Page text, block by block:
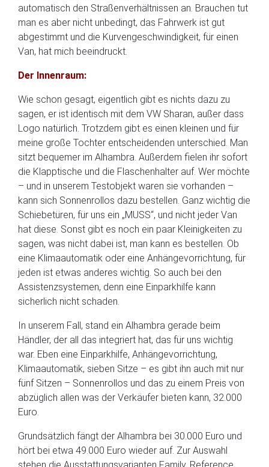
automatisch den Straßenverhältnissen an. Brauchen tut
man es aber nicht unbedingt, das Fahrwerk ist gut
abgestimmt und die Kurvengeschwindigkeit, für einen
Van, hat mich beeindruckt.
Der Innenraum:
Wie schon gesagt, eigentlich gibt es nichts dazu zu
sagen, er ist identisch mit dem VW Sharan, außer dass
Logo natürlich. Trotzdem gibt es einen kleinen und für
meine große Tochter entscheidenden unterschied. Man
sitzt bequemer im Alhambra. Außerdem fielen ihr sofort
die Klapptische und die Flaschenhalter auf. Wer möchte
– und in unserem Testobjekt waren sie vorhanden –
kann sich Sonnenrollos dazu bestellen. Ganz wichtig die
Schiebetüren, für uns ein „MUSS“, und nicht jeder Van
hat diese. Sonst gibt es noch ein paar Kleinigkeiten zu
sagen, was nicht dabei ist, man kann es bestellen. Ob
eine Klimaautomatik oder eine Anhängevorrichtung, für
jeden ist etwas anderes wichtig. So auch bei den
Assistenzsystemen, denn eine Einparkhilfe kann
sicherlich nicht schaden.
In unserem Fall, stand ein Alhambra gerade beim
Händler, der all das integriert hat, das für uns wichtig
war. Eben eine Einparkhilfe, Anhängevorrichtung,
Klimaautomatik, sieben Sitze – es gibt ihn auch mit nur
fünf Sitzen – Sonnenrollos und das zu einem Preis von
abzüglich allen was der Verkäufer bieten kann, 32.000
Euro.
Grundsätzlich fängt der Alhambra bei 30.000 Euro und
hört bei etwa 49.000 Euro wieder auf. Zur Auswahl